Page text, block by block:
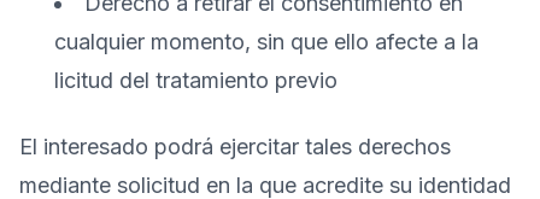
cualquier momento, sin que ello afecte a la
licitud del tratamiento previo
El interesado podrá ejercitar tales derechos
mediante solicitud en la que acredite su identidad